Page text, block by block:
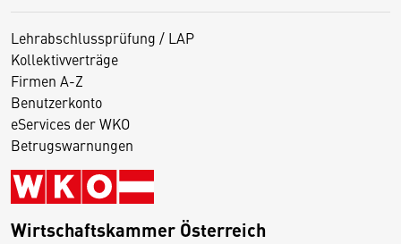
Lehrabschlussprüfung / LAP
Kollektivverträge
Firmen A-Z
Benutzerkonto
eServices der WKO
Betrugswarnungen
Wirtschaftskammer Österreich